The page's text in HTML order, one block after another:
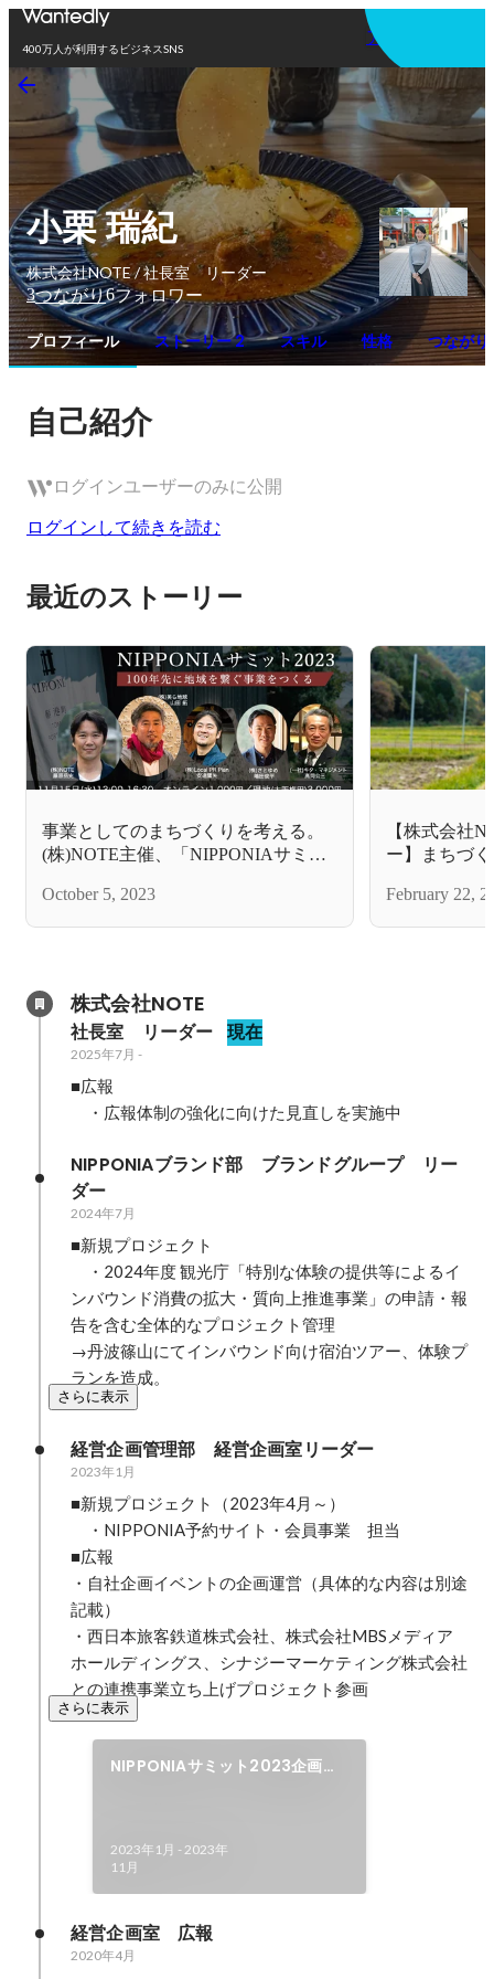
400万人が利用するビジネスSNS
アプリを使う
小栗 瑞紀
株式会社NOTE / 社長室 リーダー
3つながり6フォロワー
プロフィール ストーリー 2 スキル 性格 つながり
自己紹介
ログインユーザーのみに公開
ログインして続きを読む
最近のストーリー
事業としてのまちづくりを考える。
(株)NOTE主催、「NIPPONIAサミッ
October 5, 2023
【株式会社
ー】まちづ
February 22,
株式会社NOTE
社長室　リーダー 現在
2025年7月 -
■広報
NIPPONIAブランド部　ブランドグループ　リー
ダー
2024年7月
■新規プロジェクト
・2024年度 観光庁「特別な体験の提供等によるイ
ンバウンド消費の拡大・質向上推進事業」の申請・報
告を含む全体的なプロジェクト管理
→丹波篠山にてインバウンド向け宿泊ツアー、体験プ
ランを造成。
さらに表示
経営企画管理部　経営企画室リーダー
2023年1月
■新規プロジェクト（2023年4月～）
・NIPPONIA予約サイト・会員事業　担当
■広報
・自社企画イベントの企画運営（具体的な内容は別途
記載）
・西日本旅客鉄道株式会社、株式会社MBSメディア
ホールディングス、シナジーマーケティング株式会社
との連携事業立ち上げプロジェクト参画
さらに表示
NIPPONIAサミット2023企画・
2023年1月 - 2023年
11月
経営企画室　広報
2020年4月